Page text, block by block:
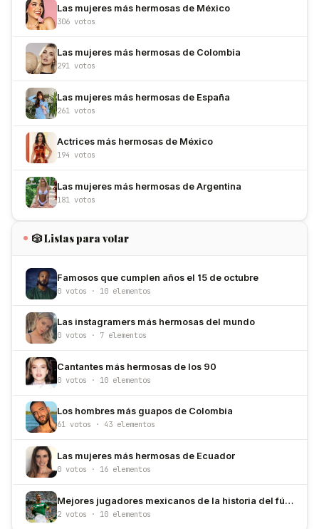
Las mujeres más hermosas de México
306 votos
Las mujeres más hermosas de Colombia
291 votos
Las mujeres más hermosas de España
261 votos
Actrices más hermosas de México
194 votos
Las mujeres más hermosas de Argentina
181 votos
🎲 Listas para votar
Famosos que cumplen años el 15 de octubre
0 votos · 10 elementos
Las instagramers más hermosas del mundo
0 votos · 7 elementos
Cantantes más hermosas de los 90
0 votos · 10 elementos
Los hombres más guapos de Colombia
61 votos · 43 elementos
Las mujeres más hermosas de Ecuador
0 votos · 16 elementos
Mejores jugadores mexicanos de la historia del fútbol
2 votos · 10 elementos